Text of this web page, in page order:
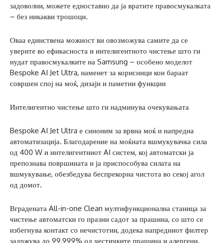
задоволни, можете едноставно да ја вратите правосмукалката
– без никакви трошоци.
Оваа единствена можност ви овозможува самите да се
уверите во ефикасноста и интелигентното чистење што ги
нудат правосмукалките на Samsung – особено моделот
Bespoke AI Jet Ultra, наменет за корисници кои бараат
совршен спој на моќ, дизајн и паметни функции
Интелигентно чистење што ги надминува очекувањата
Bespoke AI Jet Ultra е синоним за врвна моќ и напредна
автоматизација. Благодарение на моќната вшмукувачка сила
од 400 W и интелигентниот AI систем, кој автоматски ја
препознава површината и ја приспособува силата на
вшмукување, обезбедува беспрекорна чистота во секој агол
од домот.
Вградената All-in-one Clean мултифункционална станица за
чистење автоматски го празни садот за прашина, со што се
избегнува контакт со нечистотии, додека напредниот филтер
задржува до 99,999% од честичките прашина и алергени.